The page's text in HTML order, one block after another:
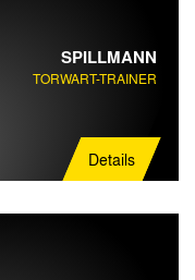
SPILLMANN
TORWART-TRAINER
Details